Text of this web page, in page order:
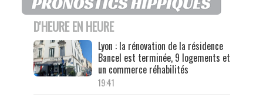
D'HEURE EN HEURE
Lyon : la rénovation de la résidence
Bancel est terminée, 9 logements et
un commerce réhabilités
19:41